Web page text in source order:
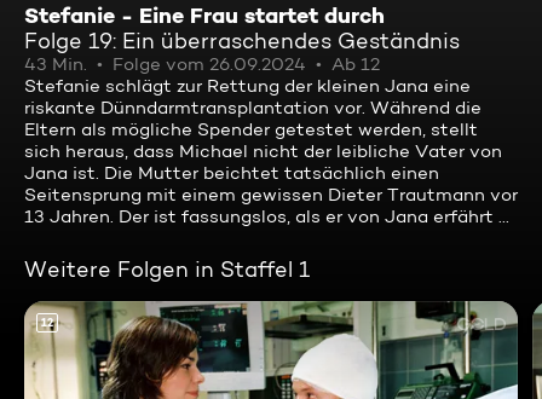
Stefanie - Eine Frau startet durch
Folge 19: Ein überraschendes Geständnis
43 Min. Folge vom 26.09.2024
Ab 12
Stefanie schlägt zur Rettung der kleinen Jana eine
riskante Dünndarmtransplantation vor. Während die
Eltern als mögliche Spender getestet werden, stellt
sich heraus, dass Michael nicht der leibliche Vater von
Jana ist. Die Mutter beichtet tatsächlich einen
Seitensprung mit einem gewissen Dieter Trautmann vor
13 Jahren. Der ist fassungslos, als er von Jana erfährt ...
Weitere Folgen in Staffel 1
12